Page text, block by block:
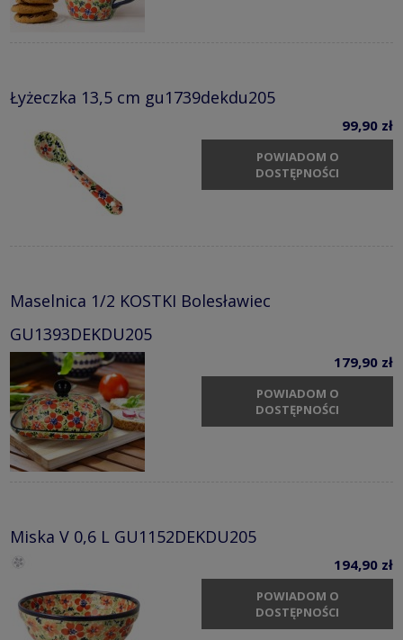
Łyżeczka 13,5 cm gu1739dekdu205
99,90 zł
POWIADOM O
DOSTĘPNOŚCI
Maselnica 1/2 KOSTKI Bolesławiec
GU1393DEKDU205
179,90 zł
POWIADOM O
DOSTĘPNOŚCI
Miska V 0,6 L GU1152DEKDU205
194,90 zł
POWIADOM O
DOSTĘPNOŚCI